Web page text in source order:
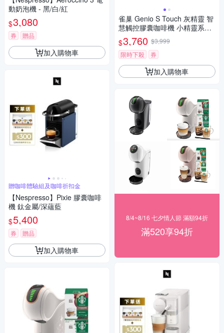
動奶泡機 - 黑/白/紅
$3,080
券 贈品
加入購物車
贈咖啡體驗組及咖啡折扣金
【Nespresso】Pixie 膠囊咖啡
機 鈦金屬/深蘊藍
$5,400
券 贈品
加入購物車
雀巢 Genio S Touch 灰精靈 智
慧觸控膠囊咖啡機 小精靈系列
旗艦機款
$3,760 $3,999
限時下殺
券
加入購物車
8/4~8/16 七夕情人節 滿額94折
滿520享94折